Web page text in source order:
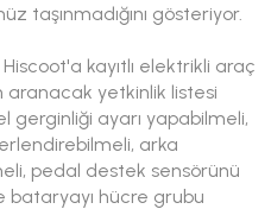
taşınmadığını gösteriyor.
kayıtlı elektrikli araç
aranacak yetkinlik listesi
ayarı yapabilmeli,
arka
pedal destek sensörünü
hücre grubu